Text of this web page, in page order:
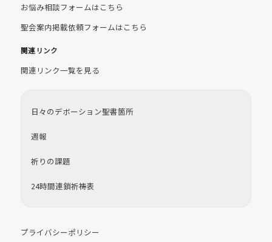
お悩み相談フォームはこちら
聖会案内掲載依頼フォームはこちら
関連リンク
関連リンク一覧を見る
日々のデボーション聖書箇所
週報
祈りの課題
24時間連鎖祈祷表
プライバシーポリシー